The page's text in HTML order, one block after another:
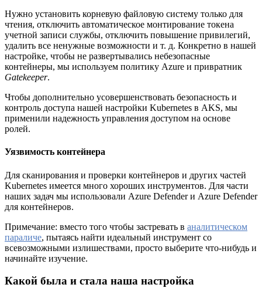
Нужно установить корневую файловую систему только для
чтения, отключить автоматическое монтирование токена
учетной записи службы, отключить повышение привилегий,
удалить все ненужные возможности и т. д. Конкретно в нашей
настройке, чтобы не развертывались небезопасные
контейнеры, мы используем политику Azure и привратник
Gatekeeper.
Чтобы дополнительно усовершенствовать безопасность и
контроль доступа нашей настройки Kubernetes в AKS, мы
применили надежность управления доступом на основе
ролей.
Уязвимость контейнера
Для сканирования и проверки контейнеров и других частей
Kubernetes имеется много хороших инструментов. Для части
наших задач мы использовали Azure Defender и Azure Defender
для контейнеров.
Примечание: вместо того чтобы застревать в аналитическом
параличе, пытаясь найти идеальный инструмент со
всевозможными излишествами, просто выберите что-нибудь и
начинайте изучение.
Какой была и стала наша настройка